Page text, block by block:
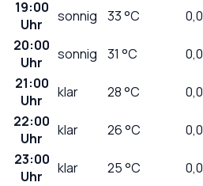
19:00
Uhr
sonnig 33°C 0,0
20:00
Uhr
sonnig 31 °C 0,0
21:00
Uhr
klar 28°C 0,0
22:00
Uhr
klar 26°C 0,0
23:00
Uhr
klar 25°C 0,0